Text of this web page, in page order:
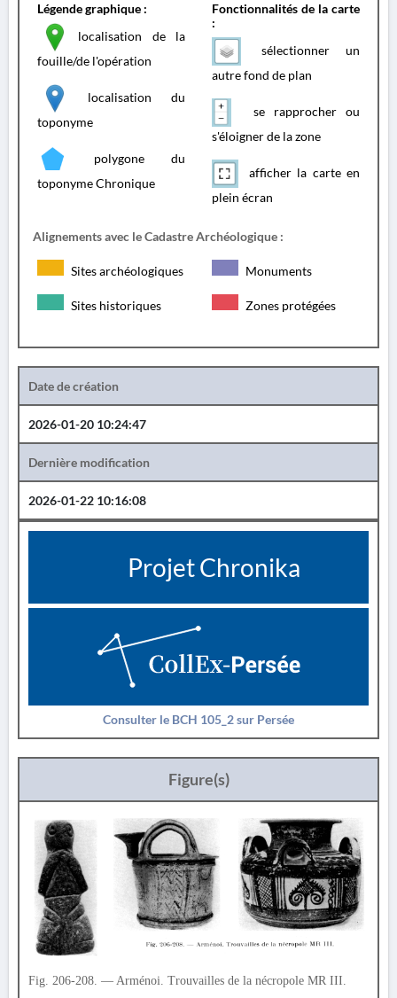
Légende graphique :
localisation de la
fouille/de l'opération
localisation du
toponyme
polygone du
toponyme Chronique
Fonctionnalités de la carte
:
sélectionner un
autre fond de plan
se rapprocher ou
s'éloigner de la zone
afficher la carte en
plein écran
Alignements avec le Cadastre Archéologique :
Sites archéologiques Monuments
Sites historiques Zones protégées
Date de création
2026-01-20 10:24:47
Dernière modification
2026-01-22 10:16:08
Projet Chronika
Consulter le BCH 105_2 sur Persée
Figure(s)
Fig. 206-208. — Arménoi. Trouvailles de la nécropole MR III.